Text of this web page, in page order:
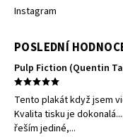
Instagram
POSLEDNÍ
Pulp Fiction (Quentin
Tento plakát když jsem
Kvalita tisku je
řeším jediné,...